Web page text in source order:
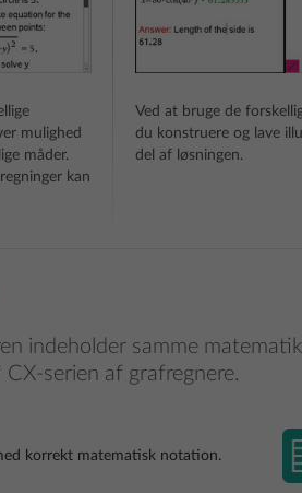
mulighed
måder.
kan
Ved at bruge de
du konstruere og lave
del af løsningen.
indeholder samme
serien af grafregnere.
korrekt matematisk notation.